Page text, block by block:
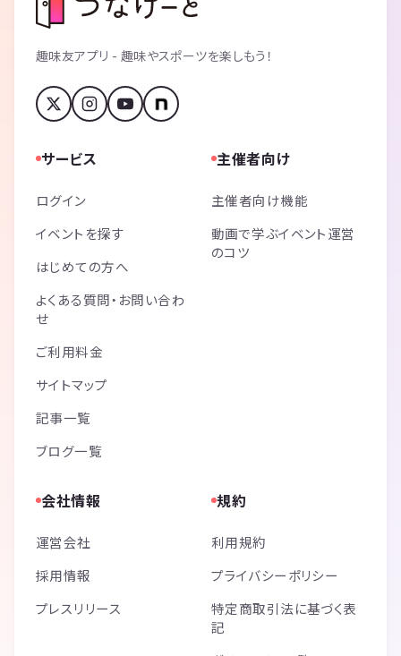
趣味友アプリ - 趣味やスポーツを楽しもう！
サービス
ログイン
イベントを探す
はじめての方へ
よくある質問・お問い合わ
せ
ご利用料金
サイトマップ
記事一覧
ブログ一覧
主催者向け
主催者向け機能
動画で学ぶイベント運営
のコツ
会社情報
運営会社
採用情報
プレスリリース
規約
利用規約
プライバシーポリシー
特定商取引法に基づく表
記